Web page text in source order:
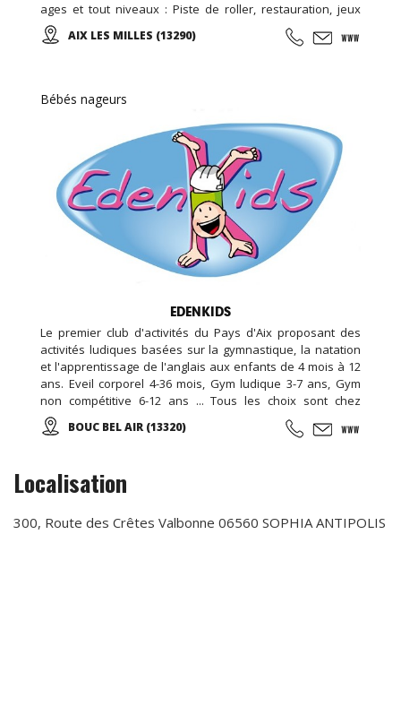
ages et tout niveaux : Piste de roller, restauration, jeux
vidéo et simulateurs, laser game, salle de loisirs enfant,
anniversaires, soirées événementielles, séminaires
AIX LES MILLES (13290)
Bébés nageurs
EDENKIDS
Le premier club d'activités du Pays d'Aix proposant des
activités ludiques basées sur la gymnastique, la natation
et l'apprentissage de l'anglais aux enfants de 4 mois à 12
ans. Eveil corporel 4-36 mois, Gym ludique 3-7 ans, Gym
non compétitive 6-12 ans ... Tous les choix sont chez
EDENKIDS !
BOUC BEL AIR (13320)
Localisation
300, Route des Crêtes Valbonne 06560 SOPHIA ANTIPOLIS